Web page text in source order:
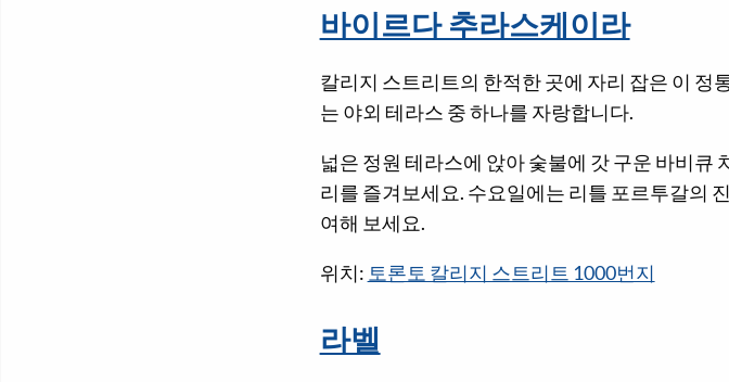
바이르다 추라스케이라
칼리지 스트리트의 한적한 곳에 자리 잡은 이 정
는 야외 테라스 중 하나를 자랑합니다.
넓은 정원 테라스에 앉아 숯불에 갓 구운 바비큐
리를 즐겨보세요. 수요일에는 리틀 포르투갈의
여해 보세요.
위치: 토론토 칼리지 스트리트 1000번지
라벨